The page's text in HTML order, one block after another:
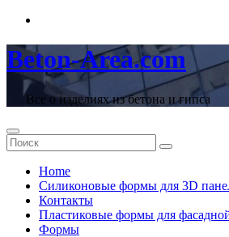
Перейти
содержимому
Beton-Area.com
Все о изделиях из бетона и гипса
Home
Cиликоновые формы для 3D
Контакты
Пластиковые формы для
Формы